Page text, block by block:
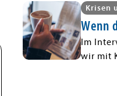
Krisen
Wenn
Im
wir mit